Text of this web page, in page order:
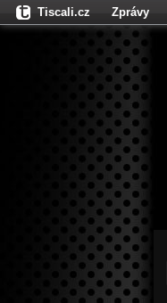
Tiscali.cz Zprávy
Fights.cz